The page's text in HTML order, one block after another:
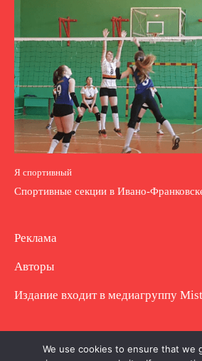
Я спортивный
Спортивные секции в Ивано-
Реклама
Авторы
Издание входит в медиагруппу
Copyright © Полное использование
We use cookies to ensure that we